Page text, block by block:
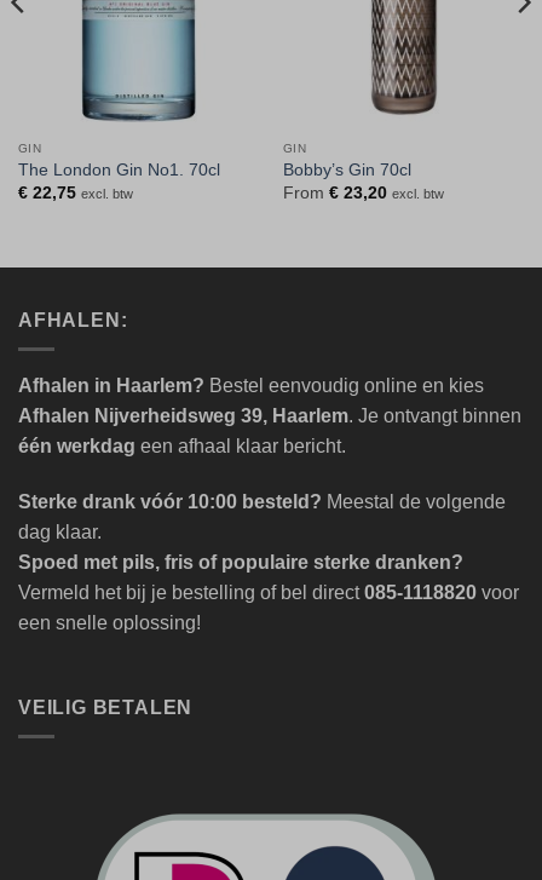
GIN
The London Gin No1. 70cl
€22,75 excl. btw
GIN
Bobby’s Gin 70cl
From €23,20 excl. btw
AFHALEN:
Afhalen in Haarlem? Bestel eenvoudig online en kies
Afhalen Nijverheidsweg 39, Haarlem. Je ontvangt binnen
één werkdag een afhaal klaar bericht.
Sterke drank vóór 10:00 besteld? Meestal de volgende
dag klaar.
Spoed met pils, fris of populaire sterke dranken?
Vermeld het bij je bestelling of bel direct085-1118820 voor
een snelle oplossing!
VEILIG BETALEN